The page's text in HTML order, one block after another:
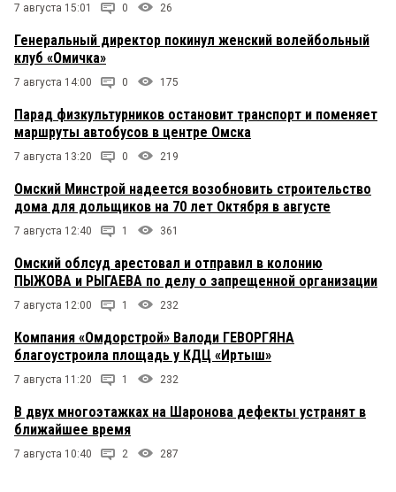
7 августа 15:01 0 26
Генеральный директор покинул женский волейбольный
клуб «Омичка»
7 августа 14:00 0 175
Парад физкультурников остановит транспорт и поменяет
маршруты автобусов в центре Омска
7 августа 13:20 0 219
Омский Минстрой надеется возобновить строительство
дома для дольщиков на 70 лет Октября в августе
7 августа 12:40 1 361
Омский облсуд арестовал и отправил в колонию
ПЫЖОВА и РЫГАЕВА по делу о запрещенной организации
7 августа 12:00 1 232
Компания «Омдорстрой» Валоди ГЕВОРГЯНА
благоустроила площадь у КДЦ «Иртыш»
7 августа 11:20 1 232
В двух многоэтажках на Шаронова дефекты устранят в
ближайшее время
7 августа 10:40 2 287